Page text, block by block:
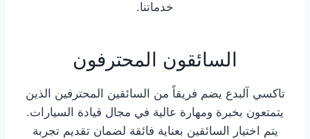
خدماتنا.
السائقون المحترفون
تاكسي آلبدع يضم فريقاً من السائقين المحترفين الذين
يتمتعون بخبرة ومهارة عالية في مجال قيادة السيارات.
يتم اختيار السائقين بعناية فائقة لضمان تقديم تجربة